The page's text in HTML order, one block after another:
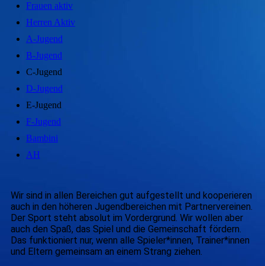
Frauen aktiv
Herren Aktiv
A-Jugend
B-Jugend
C-Jugend
D-Jugend
E-Jugend
F-Jugend
Bambini
AH
Wir sind in allen Bereichen gut aufgestellt und kooperieren
auch in den höheren Jugendbereichen mit Partnervereinen.
Der Sport steht absolut im Vordergrund. Wir wollen aber
auch den Spaß, das Spiel und die Gemeinschaft fördern.
Das funktioniert nur, wenn alle Spieler*innen, Trainer*innen
und Eltern gemeinsam an einem Strang ziehen.